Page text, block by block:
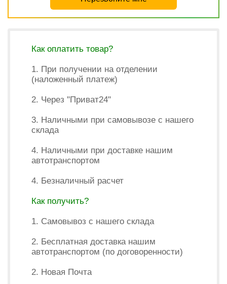
Как оплатить товар?
1. При получении на отделении
(наложенный платеж)
2. Через "Приват24"
3. Наличными при самовывозе с нашего
склада
4. Наличными при доставке нашим
автотранспортом
4. Безналичный расчет
Как получить?
1. Самовывоз с нашего склада
2. Бесплатная доставка нашим
автотранспортом (по договоренности)
2. Новая Почта